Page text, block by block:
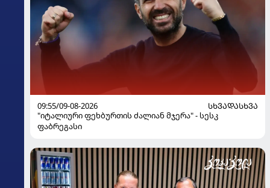
09:55/09-08-2026
ᲡᲮᲕᲐᲓᲐᲡᲮᲕᲐ
"იტალიური ფეხბურთის ძალიან მჯერა" - სესკ
ფაბრეგასი